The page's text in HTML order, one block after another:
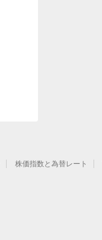
株価指数と為替レート